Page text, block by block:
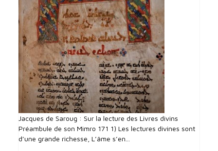
Jacques de Saroug : Sur la lecture des Livres divins
Préambule de son Mimro 171 1) Les lectures divines sont
d’une grande richesse, L’âme s’en...